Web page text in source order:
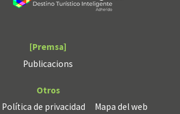
[Premsa]
Publicacions
Otros
Política de privacidad
Mapa del web